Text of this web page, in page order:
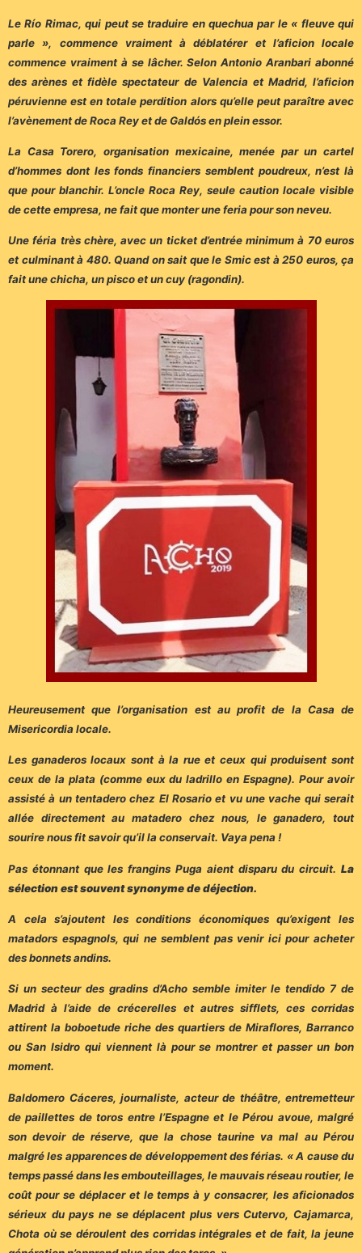
Le Río Rimac, qui peut se traduire en quechua par le « fleuve qui
parle », commence vraiment à déblatérer et l’aficion locale
commence vraiment à se lâcher. Selon Antonio Aranbari abonné
des arènes et fidèle spectateur de Valencia et Madrid, l’aficion
péruvienne est en totale perdition alors qu’elle peut paraître avec
l’avènement de Roca Rey et de Galdós en plein essor.
La Casa Torero, organisation mexicaine, menée par un cartel
d’hommes dont les fonds financiers semblent poudreux, n’est là
que pour blanchir. L’oncle Roca Rey, seule caution locale visible
de cette empresa, ne fait que monter une feria pour son neveu.
Une féria très chère, avec un ticket d’entrée minimum à 70 euros
et culminant à 480. Quand on sait que le Smic est à 250 euros, ça
fait une chicha, un pisco et un cuy (ragondin).
Heureusement que l’organisation est au profit de la Casa de
Misericordia locale.
Les ganaderos locaux sont à la rue et ceux qui produisent sont
ceux de la plata (comme eux du ladrillo en Espagne). Pour avoir
assisté à un tentadero chez El Rosario et vu une vache qui serait
allée directement au matadero chez nous, le ganadero, tout
sourire nous fit savoir qu’il la conservait. Vaya pena !
Pas étonnant que les frangins Puga aient disparu du circuit. La
sélection est souvent synonyme de déjection.
A cela s’ajoutent les conditions économiques qu’exigent les
matadors espagnols, qui ne semblent pas venir ici pour acheter
des bonnets andins.
Si un secteur des gradins d’Acho semble imiter le tendido 7 de
Madrid à l’aide de crécerelles et autres sifflets, ces corridas
attirent la boboetude riche des quartiers de Miraflores, Barranco
ou San Isidro qui viennent là pour se montrer et passer un bon
moment.
Baldomero Cáceres, journaliste, acteur de théâtre, entremetteur
de paillettes de toros entre l’Espagne et le Pérou avoue, malgré
son devoir de réserve, que la chose taurine va mal au Pérou
malgré les apparences de développement des férias. « A cause du
temps passé dans les embouteillages, le mauvais réseau routier, le
coût pour se déplacer et le temps à y consacrer, les aficionados
sérieux du pays ne se déplacent plus vers Cutervo, Cajamarca,
Chota où se déroulent des corridas intégrales et de fait, la jeune